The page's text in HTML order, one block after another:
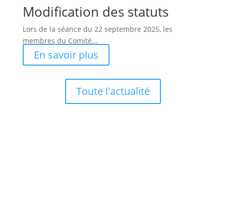
Modification des statuts
Lors de la séance du 22 septembre 2025, les
membres du Comité…
En savoir plus
Toute l'actualité